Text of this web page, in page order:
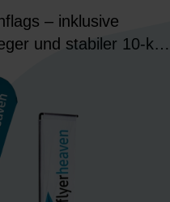
– inklusive
und stabiler 10-kg-